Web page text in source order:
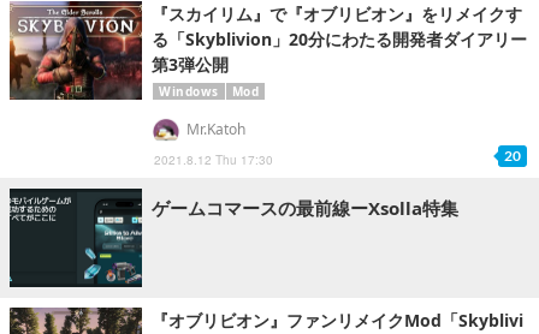
『スカイリム』で『オブリビオン』をリメイクす
る「Skyblivion」20分にわたる開発者ダイアリー
第3弾公開
Windows Mod
2021.8.12 Thu 17:30
Mr.Katoh
20
ゲームコマースの最前線ーXsolla特集
『オブリビオン』ファンリメイクMod「Skyblivi